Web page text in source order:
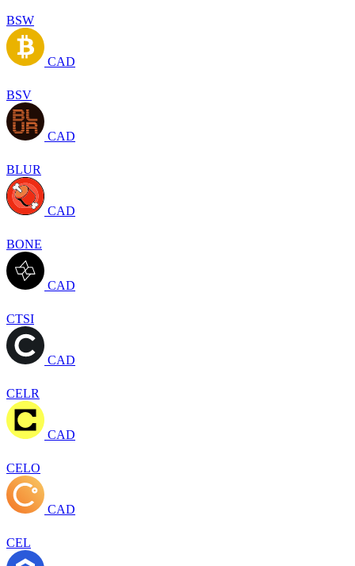
BSW
CAD
BSV
CAD
BLUR
CAD
BONE
CAD
CTSI
CAD
CELR
CAD
CELO
CAD
CEL